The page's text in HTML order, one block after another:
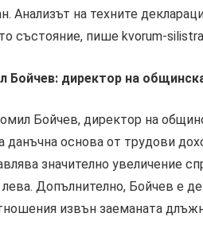
Анализът на техните
състояние, пише kvorum-
Бойчев: директор на
Бойчев, директор на
данъчна основа от трудови
значително увеличение
Допълнително, Бойчев е
извън заеманата